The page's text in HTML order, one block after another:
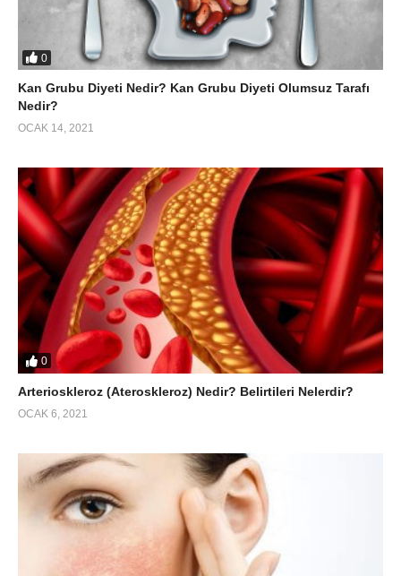
0
Kan Grubu Diyeti Nedir? Kan Grubu Diyeti Olumsuz Tarafı
Nedir?
OCAK 14, 2021
0
Arterioskleroz (Ateroskleroz) Nedir? Belirtileri Nelerdir?
OCAK 6, 2021